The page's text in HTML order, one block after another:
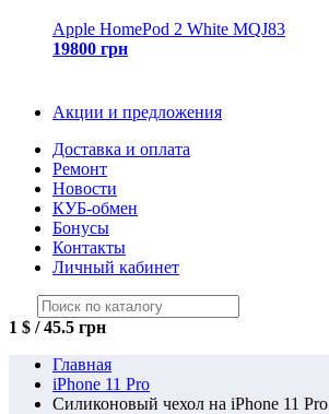
Apple HomePod 2 White MQJ83
19800 грн
Акции и предложения
Доставка и оплата
Ремонт
Новости
КУБ-обмен
Бонусы
Контакты
Личный кабинет
1 $ / 45.5 грн
Главная
iPhone 11 Pro
Силиконовый чехол на iPhone 11 Pro